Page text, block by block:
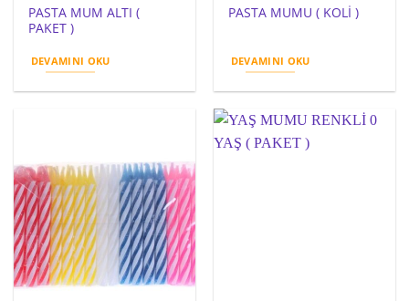
PASTA MUM ALTI (
PAKET )
DEVAMINI OKU
PASTA MUMU ( KOLİ )
DEVAMINI OKU